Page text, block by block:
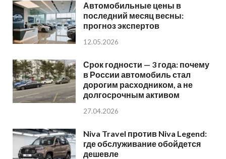
Автомобильные цены в
последний месяц весны:
прогноз экспертов
12.05.2026
Срок годности — 3 года: почему
в России автомобиль стал
дорогим расходником, а не
долгосрочным активом
27.04.2026
Niva Travel против Niva Legend:
где обслуживание обойдется
дешевле